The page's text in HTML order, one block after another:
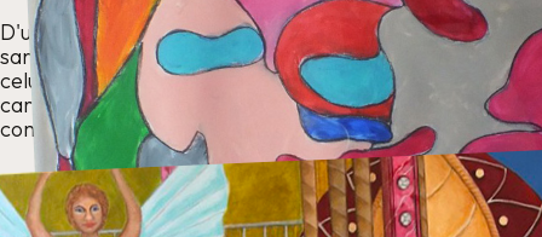
D'une interpretation d'un carrousel
sans montrer toute la structure de
celui-ci vers une réinterprétation du
carrousel en style cubisme à la
composition abstraite du manège